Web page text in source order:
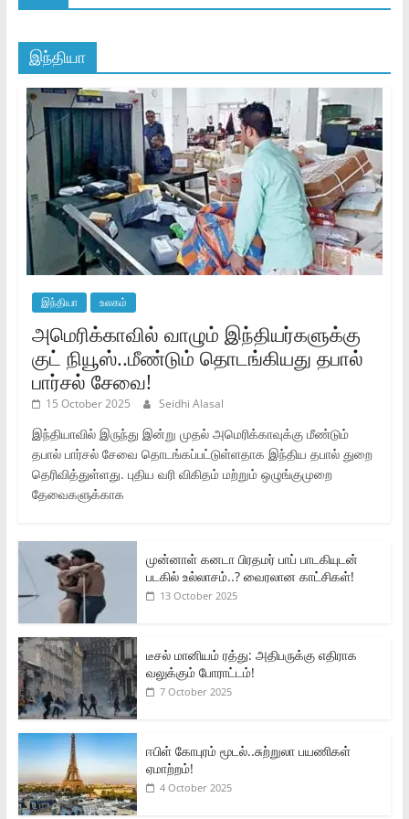
இந்தியா
இந்தியா உலகம்
அமெரிக்காவில் வாழும் இந்தியர்களுக்கு
குட் நியூஸ்..மீண்டும் தொடங்கியது தபால்
பார்சல் சேவை!
15 October 2025 Seidhi Alasal
இந்தியாவில் இருந்து இன்று முதல் அமெரிக்காவுக்கு மீண்டும்
தபால் பார்சல் சேவை தொடங்கப்பட்டுள்ளதாக இந்திய தபால் துறை
தெரிவித்துள்ளது. புதிய வரி விகிதம் மற்றும் ஒழுங்குமுறை
தேவைகளுக்காக
முன்னாள் கனடா பிரதமர் பாப் பாடகியுடன்
படகில் உல்லாசம்..? வைரலான காட்சிகள்!
13 October 2025
டீசல் மானியம் ரத்து: அதிபருக்கு எதிராக
வலுக்கும் போராட்டம்!
7 October 2025
ஈபிள் கோபுரம் மூடல்..சுற்றுலா பயணிகள்
ஏமாற்றம்!
4 October 2025